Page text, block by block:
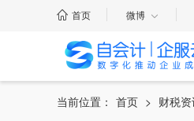
首页 微博
当前位置： 首页 > 财税